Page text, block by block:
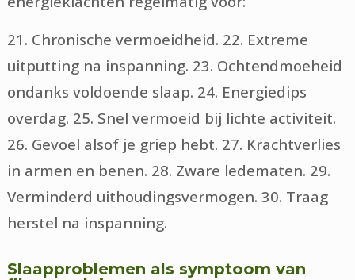
21. Chronische vermoeidheid. 22. Extreme
uitputting na inspanning. 23. Ochtendmoeheid
ondanks voldoende slaap. 24. Energiedips
overdag. 25. Snel vermoeid bij lichte activiteit.
26. Gevoel alsof je griep hebt. 27. Krachtverlies
in armen en benen. 28. Zware ledematen. 29.
Verminderd uithoudingsvermogen. 30. Traag
herstel na inspanning.
Slaapproblemen als symptoom van